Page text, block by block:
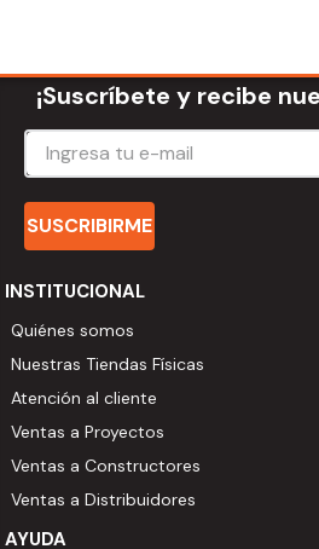
¡Suscríbete y recibe
SUSCRIBIRME
INSTITUCIONAL
Quiénes somos
Nuestras Tiendas Físicas
Atención al cliente
Ventas a Proyectos
Ventas a Constructores
Ventas a Distribuidores
AYUDA